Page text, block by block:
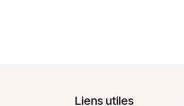
Liens utiles